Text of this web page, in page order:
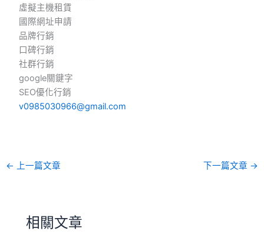
虛擬主機租賃
國際網址申請
品牌行銷
口碑行銷
社群行銷
google關鍵字
SEO優化行銷
v0985030966@gmail.com
← 上一篇文章 下一篇文章 →
相關文章